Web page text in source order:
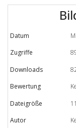
Datum
Zugriffe
Downloads
Bewertung
Dateigröße
Autor